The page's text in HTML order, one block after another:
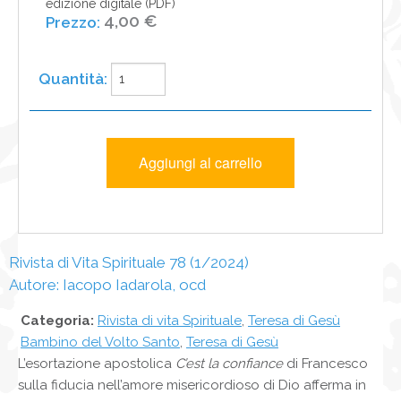
edizione digitale (PDF)
4,00 €
Rivista di Vita Spirituale 78 (1/2024)
Autore: Iacopo Iadarola, ocd
Categoria: Rivista di vita Spirituale Teresa di Gesù
Bambino del Volto Santo Teresa di Gesù
L’esortazione apostolica C’est la confiancedi Francesco
sulla fiducia nell’amore misericordioso di Dio afferma in